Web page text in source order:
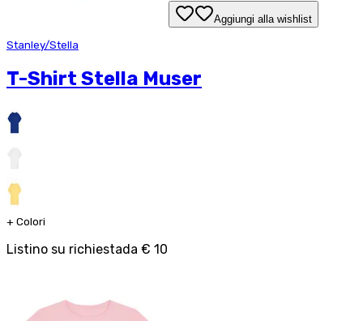
Aggiungi alla wishlist
Stanley/Stella
T-Shirt Stella Muser
+ Colori
Listino su richiestada € 10